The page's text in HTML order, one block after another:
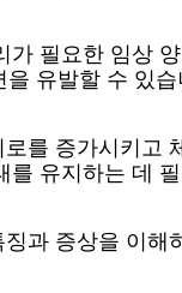
필요한 임상
유발할 수 있
를 증가시키고
유지하는 데
과 증상을 이해